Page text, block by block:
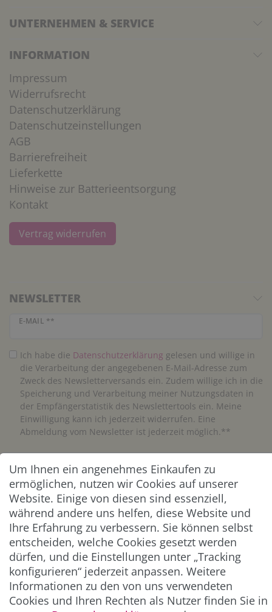
UNTERNEHMEN & SERVICE
INFORMATION
Impressum
Widerrufsrecht
Datenschutzerklärung
Datenschutzeinstellungen
AGB
Barrierefreiheit
Lieferkette
Hinweise zur Batterieentsorgung
Kontakt
Vertrag widerrufen
NEWSLETTER
E-MAIL **
Newsletter Honig
Ich habe die Daten­schutz­erklärung gelesen und willige in
die Verarbeitung der angegebenen E-Mail-Adresse zum
Zweck des Newsletterversands ein. Zudem willige ich in die
Speicherung und Verarbeitung meiner Nutzungsdaten in
der Empfängerstatistik des Newslettertools ein. Meine
Einwilligung kann ich jederzeit widerrufen. Eine
Abmeldung vom Newsletter ist jederzeit möglich.**
Abonnieren
** Hierbei handelt es sich um ein Pflichtfeld.
ZAHLUNG & VERSAND
Um Ihnen ein angenehmes Einkaufen zu
ermöglichen, nutzen wir Cookies auf unserer
Website. Einige von diesen sind essenziell,
während andere uns helfen, diese Website und
Ihre Erfahrung zu verbessern. Sie können selbst
entscheiden, welche Cookies gesetzt werden
dürfen, und die Einstellungen unter „Tracking
konfigurieren“ jederzeit anpassen. Weitere
Informationen zu den von uns verwendeten
Cookies und Ihren Rechten als Nutzer finden Sie in